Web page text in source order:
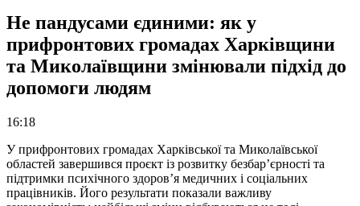
Не пандусами єдиними: як у
прифронтових громадах Харківщини
та Миколаївщини змінювали підхід до
допомоги людям
16:18
У прифронтових громадах Харківської та Миколаївської
областей завершився проєкт із розвитку безбар’єрності та
підтримки психічного здоров’я медичних і соціальних
працівників. Його результати показали важливу